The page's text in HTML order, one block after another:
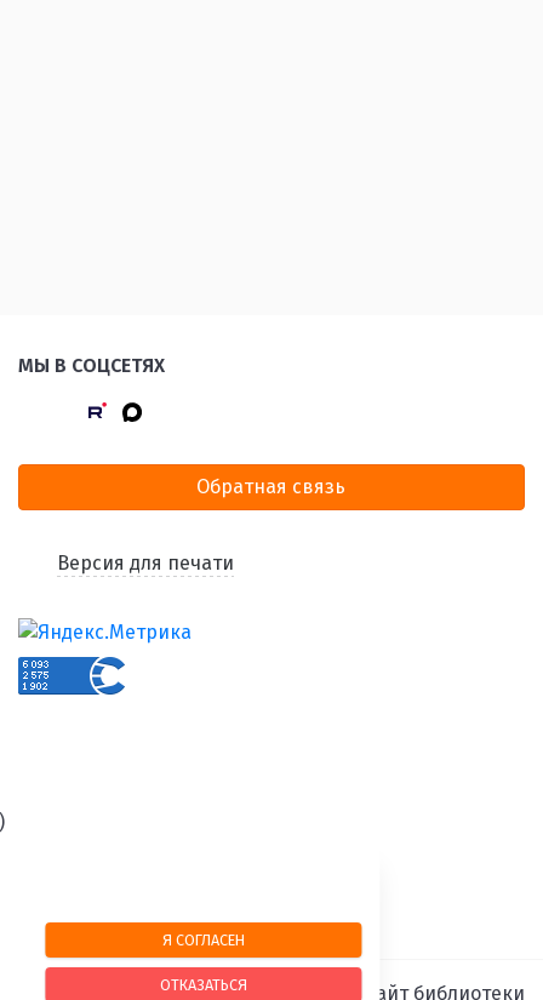
МЫ В СОЦСЕТЯХ
Обратная связь
Версия для печати
SIMAI-SF4: Сайт библиотеки
Я СОГЛАСЕН
ОТКАЗАТЬСЯ